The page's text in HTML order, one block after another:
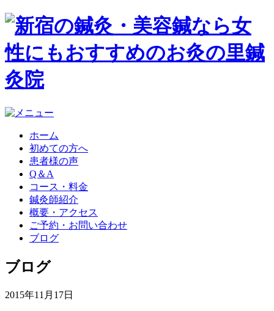
ホーム
初めての方へ
患者様の声
Q＆A
コース・料金
鍼灸師紹介
概要・アクセス
ご予約・お問い合わせ
ブログ
ブログ
2015年11月17日